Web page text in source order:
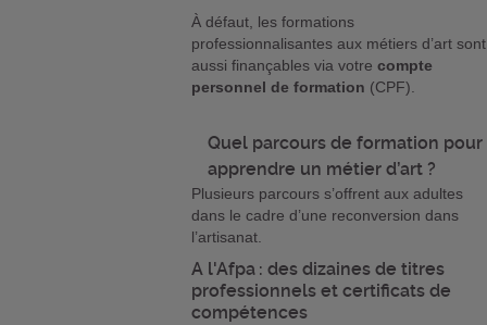
À défaut, les formations
professionnalisantes aux métiers d’art sont
aussi finançables via votrecompte
personnel de formation (CPF).
Quel parcours de formation pour
apprendre un métier d’art ?
Plusieurs parcours s’offrent aux adultes
dans le cadre d’une reconversion dans
l’artisanat.
A l'Afpa : des dizaines de titres
professionnels et certificats de
compétences